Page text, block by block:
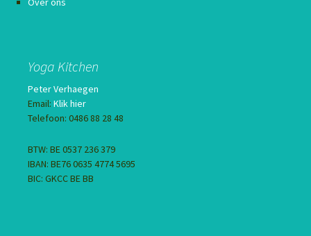
Yoga Kitchen
Peter Verhaegen
Email: Klik hier
Telefoon: 0486 88 28 48
BTW: BE 0537 236 379
IBAN: BE76 0635 4774 5695
BIC: GKCC BE BB